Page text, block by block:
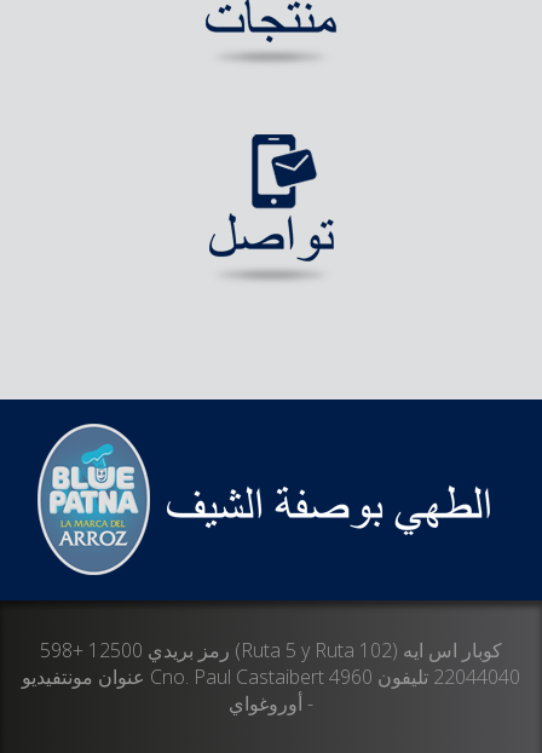
كوبار اس ايه (Ruta 5 y Ruta 102) رمز بريدي 12500 +598
22044040 تليفون Cno. Paul Castaibert 4960 عنوان مونتفيديو
- أوروغواي